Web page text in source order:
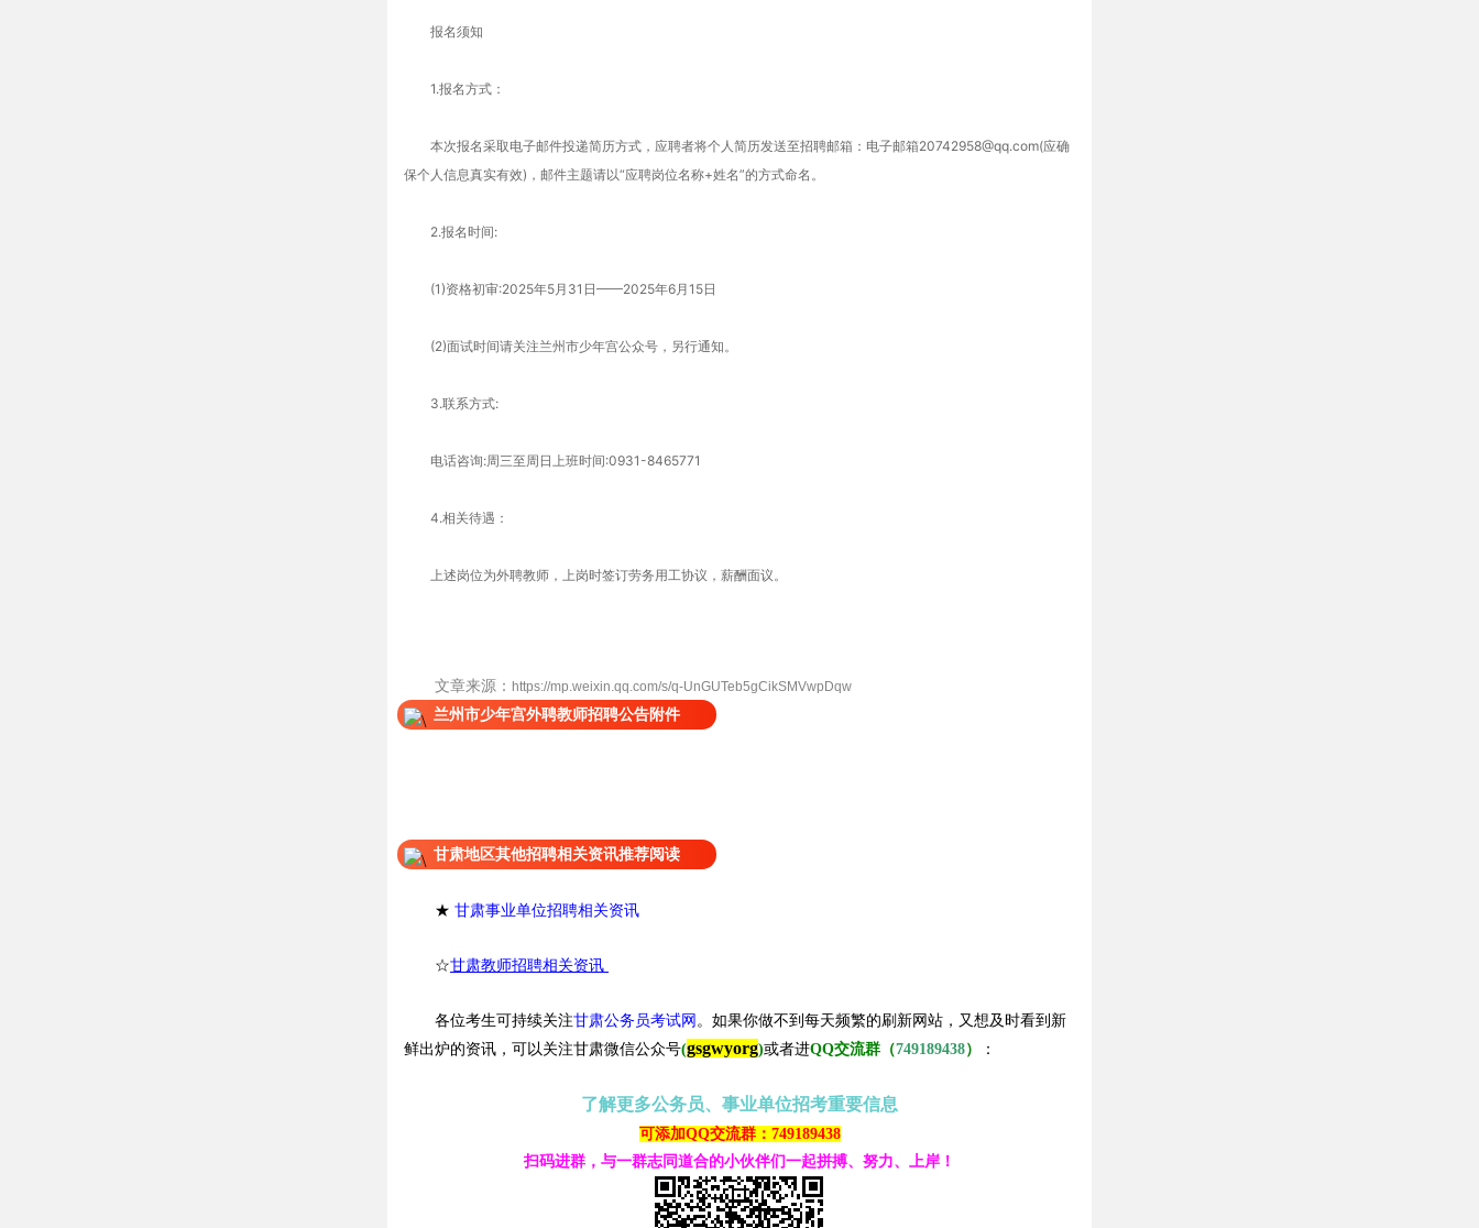
报名须知
1.报名方式：
本次报名采取电子邮件投递简历方式，应聘者将个人简历发送至招聘邮箱：电子邮箱20742958@qq.com(应确
保个人信息真实有效)，邮件主题请以“应聘岗位名称+姓名”的方式命名。
2.报名时间:
(1)资格初审:2025年5月31日——2025年6月15日
(2)面试时间请关注兰州市少年宫公众号，另行通知。
3.联系方式:
电话咨询:周三至周日上班时间:0931-8465771
4.相关待遇：
上述岗位为外聘教师，上岗时签订劳务用工协议，薪酬面议。
文章来源： https://mp.weixin.qq.com/s/q-UnGUTeb5gCikSMVwpDqw
兰州市少年宫外聘教师招聘公告附件
甘肃地区其他招聘相关资讯推荐阅读
★ 甘肃事业单位招聘相关资讯
☆甘肃教师招聘相关资讯
各位考生可持续关注甘肃公务员考试网 。 如果你做不到每天频繁的刷新网站，又想及时看到新
鲜出炉的资讯，可以关注甘肃微信公众号(gsgwyorg)或者进QQ交流群（749189438） ：
了解更多公务员、事业单位招考重要信息
可添加QQ交流群：749189438
扫码进群，与一群志同道合的小伙伴们一起拼搏、努力、上岸！